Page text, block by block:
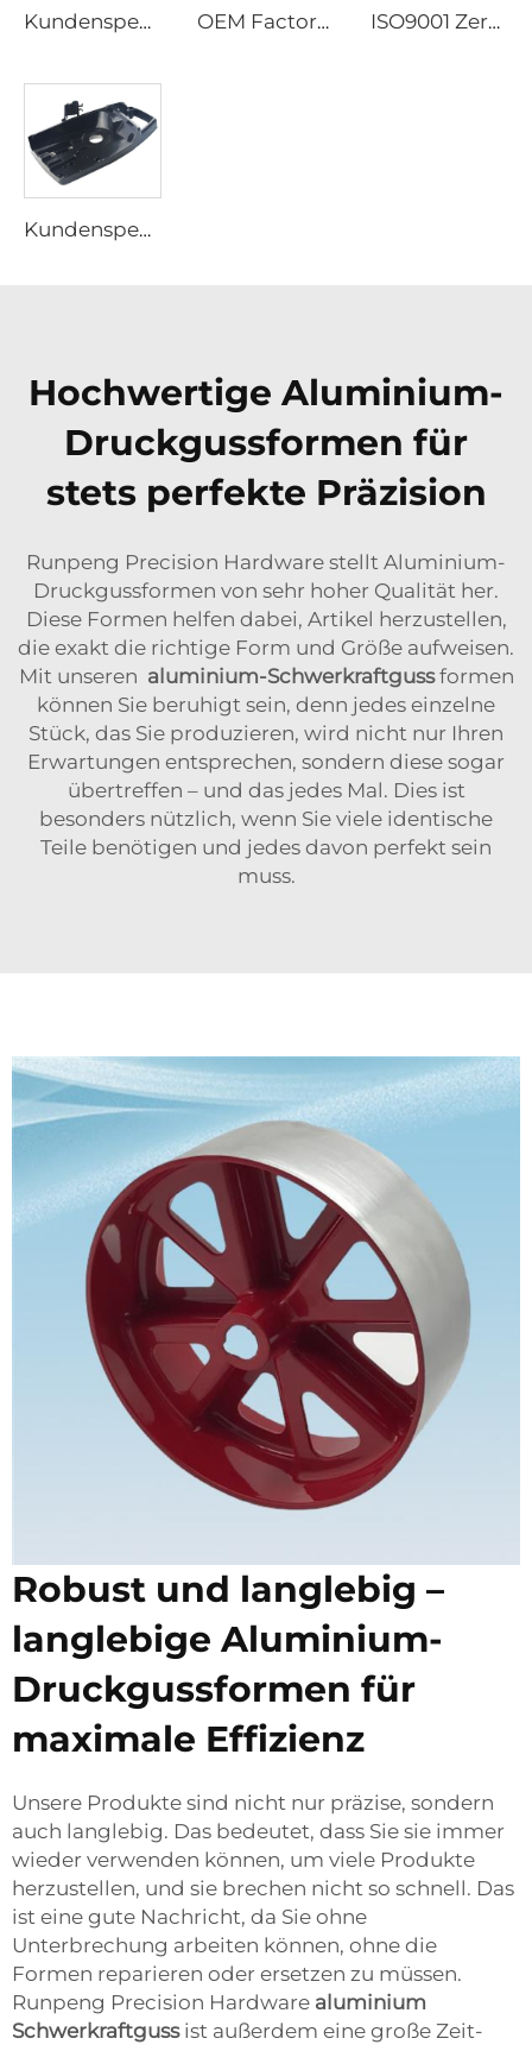
Kundenspezifische A356 Aluminium-Druckgussteile, kundenspezifischer Druckguss aus Aluminiumlegierung OEM Factory High Precision ISO 9001 Die Casting Services für Brass Zinc Aluminum Casting Lampshade ISO9001 Zertifikat Herstellung OEM Präzisions-Druckguss-Service Edelstahl 304 316 Präzisionsguss
Kundenspezifische Aluminium-Druckgussteile, kundenspezifischer Druckguss-Service
Hochwertige Aluminium-
Druckgussformen für
stets perfekte Präzision
Runpeng Precision Hardware stellt Aluminium-
Druckgussformen von sehr hoher Qualität her.
Diese Formen helfen dabei, Artikel herzustellen,
die exakt die richtige Form und Größe aufweisen.
Mit unseren aluminium-Schwerkraftgussformen
können Sie beruhigt sein, denn jedes einzelne
Stück, das Sie produzieren, wird nicht nur Ihren
Erwartungen entsprechen, sondern diese sogar
übertreffen – und das jedes Mal. Dies ist
besonders nützlich, wenn Sie viele identische
Teile benötigen und jedes davon perfekt sein
muss.
Robust und langlebig –
langlebige Aluminium-
Druckgussformen für
maximale Effizienz
Unsere Produkte sind nicht nur präzise, sondern
auch langlebig. Das bedeutet, dass Sie sie immer
wieder verwenden können, um viele Produkte
herzustellen, und sie brechen nicht so schnell. Das
ist eine gute Nachricht, da Sie ohne
Unterbrechung arbeiten können, ohne die
Formen reparieren oder ersetzen zu müssen.
Runpeng Precision Hardware aluminium
Schwerkraftguss ist außerdem eine große Zeit-